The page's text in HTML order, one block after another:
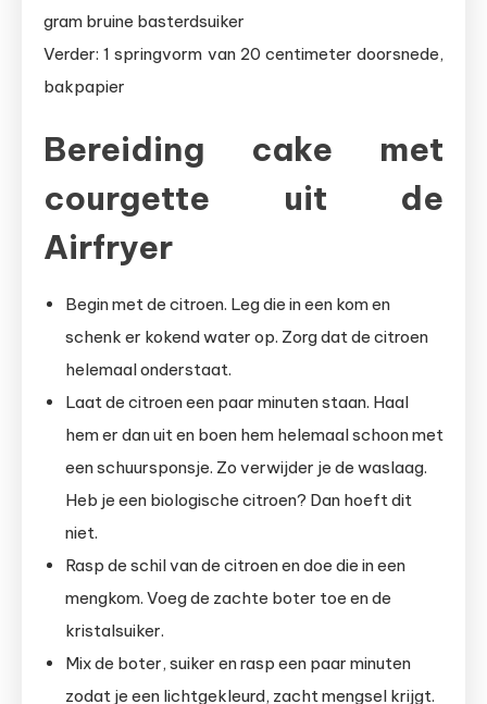
gram bruine basterdsuiker
Verder: 1 springvorm van 20 centimeter doorsnede,
bakpapier
Bereiding cake met
courgette uit de
Airfryer
Begin met de citroen. Leg die in een kom en
schenk er kokend water op. Zorg dat de citroen
helemaal onderstaat.
Laat de citroen een paar minuten staan. Haal
hem er dan uit en boen hem helemaal schoon met
een schuursponsje. Zo verwijder je de waslaag.
Heb je een biologische citroen? Dan hoeft dit
niet.
Rasp de schil van de citroen en doe die in een
mengkom. Voeg de zachte boter toe en de
kristalsuiker.
Mix de boter, suiker en rasp een paar minuten
zodat je een lichtgekleurd, zacht mengsel krijgt.